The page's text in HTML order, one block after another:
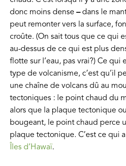
donc moins dense –dans le
peut remonter vers la surface,
croûte. (On sait tous que ce qui
au-dessus de ce qui est plus
flotte sur l’eau, pas vrai?) Ce qui
type de volcanisme, c’est qu’il
une chaîne de volcans dû au
tectoniques : le point chaud du
alors que la plaque tectonique
bougeant, le point chaud perce
plaque tectonique. C’est ce qui
Îles d’Hawaï.